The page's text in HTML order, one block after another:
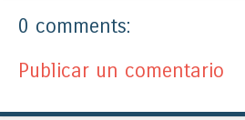
0 comments:
Publicar un comentario